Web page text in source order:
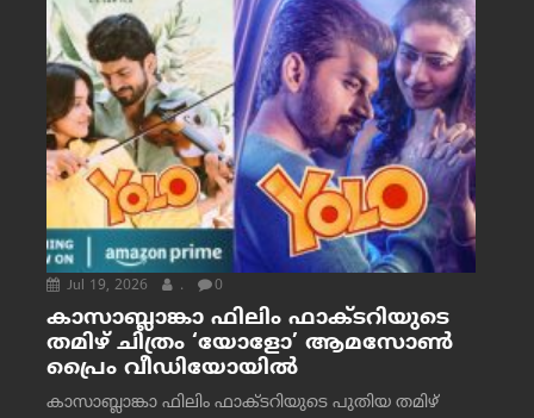
Jul 19, 2026 . 0
കാസാബ്ലാങ്കാ ഫിലിം ഫാക്ടറിയുടെ
തമിഴ് ചിത്രം ‘യോളോ’ ആമസോൺ
പ്രൈം വീഡിയോയിൽ
കാസാബ്ലാങ്കാ ഫിലിം ഫാക്ടറിയുടെ പുതിയ തമിഴ്